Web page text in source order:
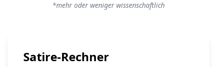
*mehr oder weniger wissenschaftlich
Satire-Rechner